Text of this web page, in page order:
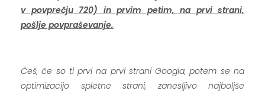
v povprečju 720) in prvim petim, na prvi strani,
pošlje povpraševanje.
Češ, če so ti prvi na prvi strani Googla, potem se na
optimizacijo spletne strani, zanesljivo najboljše